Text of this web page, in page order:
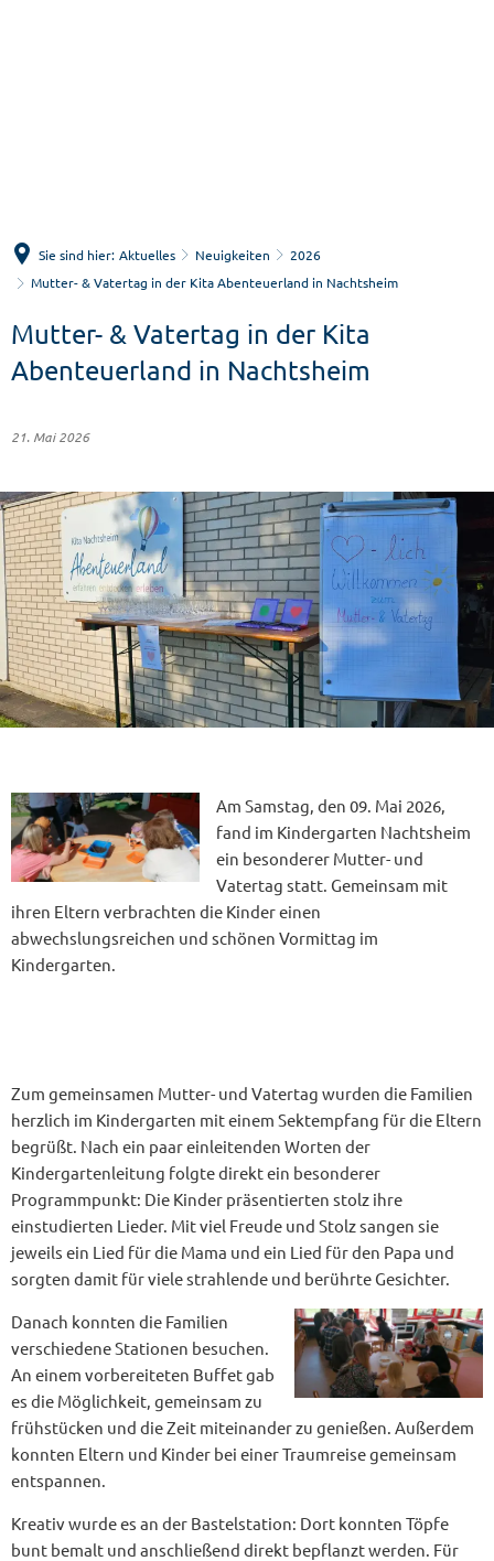
Sie sind hier: Aktuelles Neuigkeiten
2026
Mutter- & Vatertag in der Kita Abenteuerland in Nachtsheim
Mutter- & Vatertag in der Kita
Abenteuerland in Nachtsheim
21. Mai 2026
Am Samstag, den 09. Mai 2026,
fand im Kindergarten Nachtsheim
ein besonderer Mutter- und
Vatertag statt. Gemeinsam mit
ihren Eltern verbrachten die Kinder einen
abwechslungsreichen und schönen Vormittag im
Kindergarten.
Zum gemeinsamen Mutter- und Vatertag wurden die Familien
herzlich im Kindergarten mit einem Sektempfang für die Eltern
begrüßt. Nach ein paar einleitenden Worten der
Kindergartenleitung folgte direkt ein besonderer
Programmpunkt: Die Kinder präsentierten stolz ihre
einstudierten Lieder. Mit viel Freude und Stolz sangen sie
jeweils ein Lied für die Mama und ein Lied für den Papa und
sorgten damit für viele strahlende und berührte Gesichter.
Danach konnten die Familien
verschiedene Stationen besuchen.
An einem vorbereiteten Buffet gab
es die Möglichkeit, gemeinsam zu
frühstücken und die Zeit miteinander zu genießen. Außerdem
konnten Eltern und Kinder bei einer Traumreise gemeinsam
entspannen.
Kreativ wurde es an der Bastelstation: Dort konnten Töpfe
bunt bemalt und anschließend direkt bepflanzt werden. Für